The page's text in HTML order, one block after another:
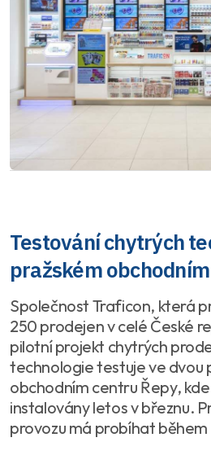
Testování chytrých
pražském
Společnost Traficon, která
250 prodejen v celé České
pilotní projekt chytrých
technologie testuje ve dvou
obchodním centru Řepy,
instalovány letos v březnu.
provozu má probíhat